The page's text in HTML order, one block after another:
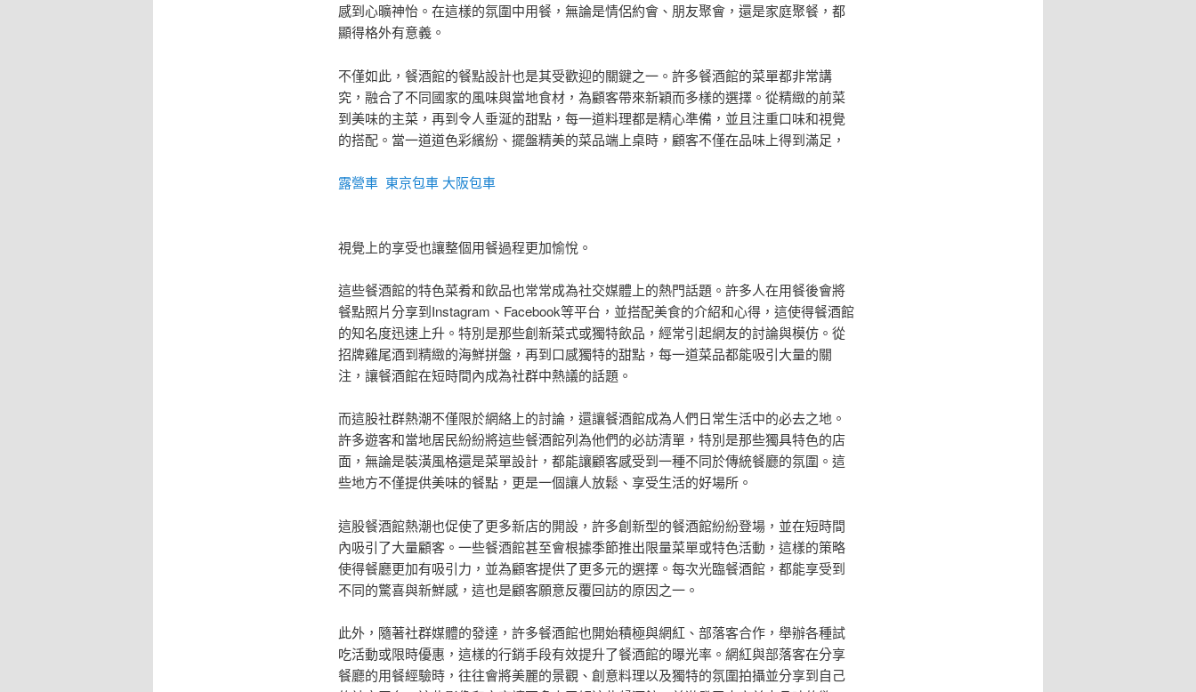
感到心曠神怡。在這樣的氛圍中用餐，無論是情侶約會、朋友聚會，還是家庭聚餐，都
顯得格外有意義。
不僅如此，餐酒館的餐點設計也是其受歡迎的關鍵之一。許多餐酒館的菜單都非常講
究，融合了不同國家的風味與當地食材，為顧客帶來新穎而多樣的選擇。從精緻的前菜
到美味的主菜，再到令人垂涎的甜點，每一道料理都是精心準備，並且注重口味和視覺
的搭配。當一道道色彩繽紛、擺盤精美的菜品端上桌時，顧客不僅在品味上得到滿足，
露營車 東京包車 大阪包車
視覺上的享受也讓整個用餐過程更加愉悅。
這些餐酒館的特色菜肴和飲品也常常成為社交媒體上的熱門話題。許多人在用餐後會將
餐點照片分享到Instagram、Facebook等平台，並搭配美食的介紹和心得，這使得餐酒館
的知名度迅速上升。特別是那些創新菜式或獨特飲品，經常引起網友的討論與模仿。從
招牌雞尾酒到精緻的海鮮拼盤，再到口感獨特的甜點，每一道菜品都能吸引大量的關
注，讓餐酒館在短時間內成為社群中熱議的話題。
而這股社群熱潮不僅限於網絡上的討論，還讓餐酒館成為人們日常生活中的必去之地。
許多遊客和當地居民紛紛將這些餐酒館列為他們的必訪清單，特別是那些獨具特色的店
面，無論是裝潢風格還是菜單設計，都能讓顧客感受到一種不同於傳統餐廳的氛圍。這
些地方不僅提供美味的餐點，更是一個讓人放鬆、享受生活的好場所。
這股餐酒館熱潮也促使了更多新店的開設，許多創新型的餐酒館紛紛登場，並在短時間
內吸引了大量顧客。一些餐酒館甚至會根據季節推出限量菜單或特色活動，這樣的策略
使得餐廳更加有吸引力，並為顧客提供了更多元的選擇。每次光臨餐酒館，都能享受到
不同的驚喜與新鮮感，這也是顧客願意反覆回訪的原因之一。
此外，隨著社群媒體的發達，許多餐酒館也開始積極與網紅、部落客合作，舉辦各種試
吃活動或限時優惠，這樣的行銷手段有效提升了餐酒館的曝光率。網紅與部落客在分享
餐廳的用餐經驗時，往往會將美麗的景觀、創意料理以及獨特的氛圍拍攝並分享到自己